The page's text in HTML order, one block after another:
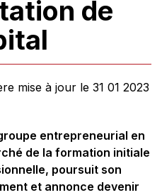
de
mise à jour le 31 01 2023
entrepreneurial en
de la formation initiale
poursuit son
et annonce devenir